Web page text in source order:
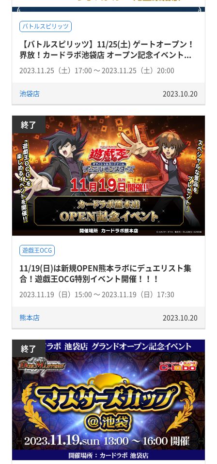
バトルスピリッツ
【バトルスピリッツ】11/25(土) ゲートオープン！
界放！カードラボ池袋店 オープン記念イベント...
2023.11.25（土）17:00 〜 2023.11.25（土）20:00
池袋店 2023.10.20
終了
遊戯王OCG
11/19(日)は新規OPEN熊本ラボにデュエリスト集
合！遊戯王OCG特別イベント開催！！！
2023.11.19（日）15:00 〜 2023.11.19（日）17:30
熊本店 2023.10.20
終了